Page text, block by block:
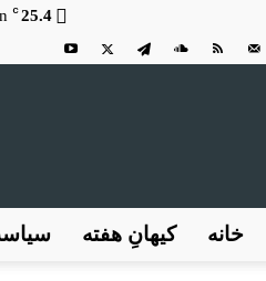
25.4
C
کیهانِ هفته خانه